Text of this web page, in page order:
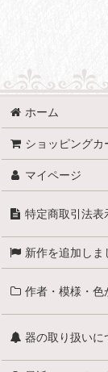
ホーム
ショッピングカ
マイページ
特定商取引法表
新作を追加しま
作者・模様・色
器の取り扱いに